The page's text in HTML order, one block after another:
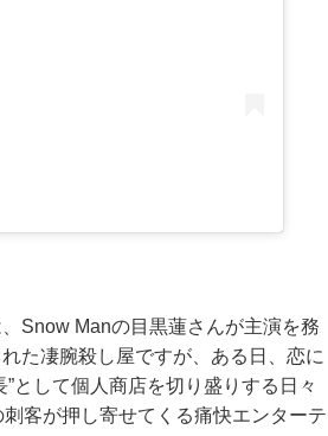
Snow Manの目黒蓮さんが主演を務
た凄腕殺し屋ですが、ある日、恋に
として個人商店を切り盛りする日々
客が押し寄せてくる痛快エンターテ